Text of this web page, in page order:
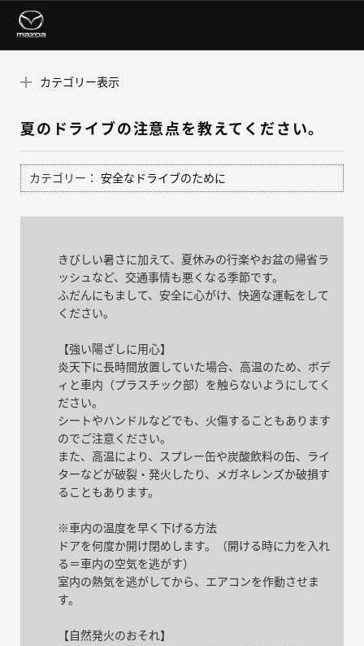
カテゴリー表示
夏のドライブの注意点を教えてください。
カテゴリー： 安全なドライブのために
きびしい暑さに加えて、夏休みの行楽やお盆の帰省ラ
ッシュなど、交通事情も悪くなる季節です。
ふだんにもまして、安全に心がけ、快適な運転をして
ください。
【強い陽ざしに用心】
炎天下に長時間放置していた場合、高温のため、ボデ
ィと車内（プラスチック部）を触らないようにしてく
ださい。
シートやハンドルなどでも、火傷することもあります
のでご注意ください。
また、高温により、スプレー缶や炭酸飲料の缶、ライ
ターなどが破裂・発火したり、メガネレンズか破損す
ることもあります。
※車内の温度を早く下げる方法
ドアを何度か開け閉めします。（開ける時に力を入れ
る＝車内の空気を逃がす）
室内の熱気を逃がしてから、エアコンを作動させま
す。
【自然発火のおそれ】